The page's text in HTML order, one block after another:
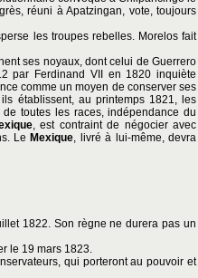
réuni à Apatzingan, vote, toujours
les troupes rebelles. Morelos fait
ses noyaux, dont celui de Guerrero
par Ferdinand VII en 1820 inquiète
comme un moyen de conserver ses
établissent, au printemps 1821, les
toutes les races, indépendance du
, est contraint de négocier avec
Le Mexique, livré à lui-même, devra
1822. Son règne ne durera pas un
le 19 mars 1823.
qui porteront au pouvoir et